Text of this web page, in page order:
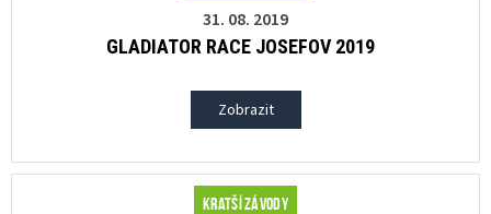
31. 08. 2019
GLADIATOR RACE JOSEFOV 2019
Zobrazit
Kratší závody